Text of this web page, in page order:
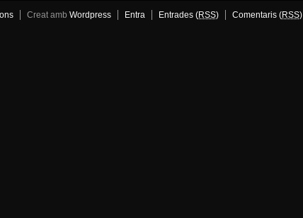
Creat amb Wordpress Entra Entrades (RSS) Comentaris (RSS)